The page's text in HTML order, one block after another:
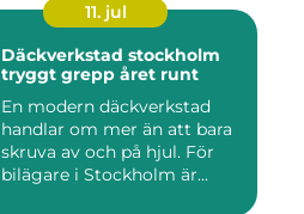
11. jul
Däckverkstad stockholm
tryggt grepp året runt
En modern däckverkstad
handlar om mer än att bara
skruva av och på hjul. För
bilägare i Stockholm är...